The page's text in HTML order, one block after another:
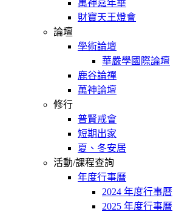
萬神嘉年華
財寶天王燈會
論壇
學術論壇
華嚴學國際論壇
鹿谷論禪
萬神論壇
修行
普賢戒會
短期出家
夏、冬安居
活動/課程查詢
年度行事曆
2024 年度行事曆
2025 年度行事曆